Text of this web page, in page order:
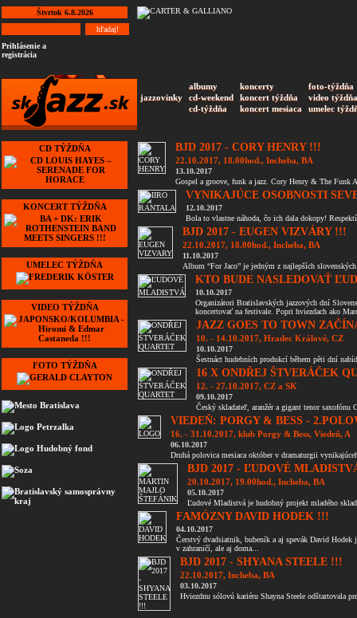
Štvrtok 6.8.2026
Prihlásenie a
registrácia
jazzovinky
albumy koncerty
foto-týždňa
cd-weekend
koncert týždňa
video týždňa
cd-týždňa
koncert mesiaca umelec
CD TÝŽDŇA
KONCERT TÝŽDŇA
UMELEC TÝŽDŇA
VIDEO TÝŽDŇA
FOTO TÝŽDŇA
BJD 2017 - CORY HENRY !!!
22.10.2017, 18.00hod., Incheba, BA
13.10.2017
Gospel a groove, funk a jazz. Cory Henry & The Funk
VYNIKAJÚCE OSOBNOSTI
12.10.2017
Bola to vlastne náhoda, čo ich dala dokopy!
BJD 2017 - EUGEN VIZVÁRY !!!
22.10.2017, 18.00hod., Incheba, BA
11.10.2017
Album “For Jaco” je jedným z najlepších
KTO BUDE NASLEDOVAŤ
10.10.2017
Organizátori Bratislavských jazzových dní
koncertovať na festivale. Popri hviezdach ako
JAZZ GOES TO TOWN
10. - 14.10.2017, Hradec Králové, CZ
10.10.2017
Šestnáct hudebních produkcí během pěti dní
16 X ONDŘEJ ŠTVERÁČEK
12. - 27.10.2017, CZ a SK
09.10.2017
Český skladateľ, aranžér a gigant tenor saxofónu
VIEDEŇ: PORGY & BESS -
16. - 31.10.2017, klub Porgy & Bess, Viedeň, A
06.10.2017
Druhá polovica mesiaca október v dramaturgii
BJD 2017 - ĽUDOVÉ
20.10.2017, 19.00hod., Incheba, BA
05.10.2017
Ľudové Mladistvá je hudobný projekt mladého
FAMÓZNY DAVID HODEK !!!
04.10.2017
Čerstvý dvadsiatnik, bubeník a aj spevák David
v zahraničí, ale aj doma...
BJD 2017 - SHYANA STEELE !!!
22.10.2017, Incheba, BA
03.10.2017
Hviezdnu sólovú kariéru Shayna Steele odštartovala